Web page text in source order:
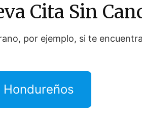
Cita Sin
por ejemplo, si te